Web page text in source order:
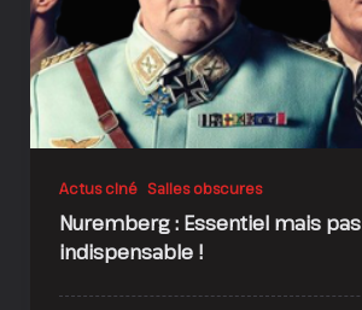
Actus ciné Salles obscures
Nuremberg : Essentiel mais pas
indispensable !